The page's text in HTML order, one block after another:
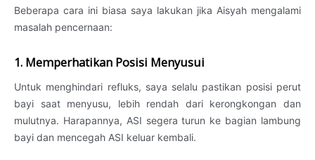
Beberapa cara ini biasa saya lakukan jika Aisyah mengalami
masalah pencernaan:
1. Memperhatikan Posisi Menyusui
Untuk menghindari refluks, saya selalu pastikan posisi perut
bayi saat menyusu, lebih rendah dari kerongkongan dan
mulutnya. Harapannya, ASI segera turun ke bagian lambung
bayi dan mencegah ASI keluar kembali.